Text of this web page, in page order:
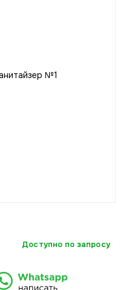
Доступно по запросу